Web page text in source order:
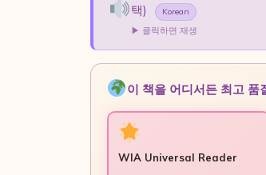
택)
Korean
▶ 클릭하면 재생
이 책을 어디서든 최고
WIA Universal Reader